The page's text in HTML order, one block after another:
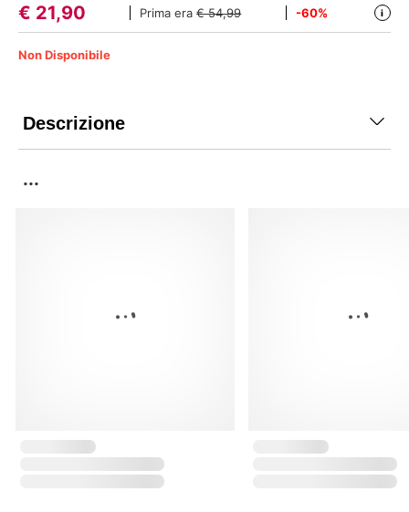
€ 21,90 Prima era€ 54,99 -60% i
Non Disponibile
Descrizione
...